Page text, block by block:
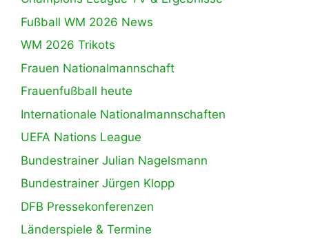
Fußball WM 2026 News
WM 2026 Trikots
Frauen Nationalmannschaft
Frauenfußball heute
Internationale Nationalmannschaften
UEFA Nations League
Bundestrainer Julian Nagelsmann
Bundestrainer Jürgen Klopp
DFB Pressekonferenzen
Länderspiele & Termine